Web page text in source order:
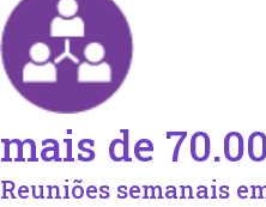
mais de
Reuniões semanais